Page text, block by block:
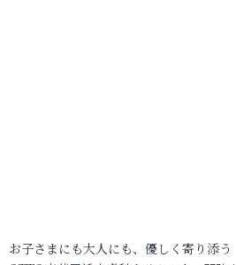
お子さまにも大人にも、優しく寄り添う